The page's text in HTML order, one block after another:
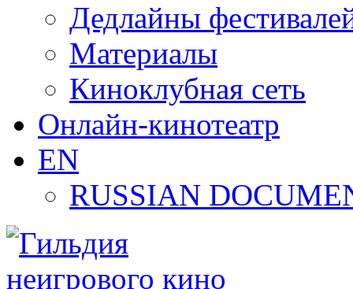
Дедлайны
Материалы
Киноклубная сеть
Онлайн-кинотеатр
EN
RUSSIAN